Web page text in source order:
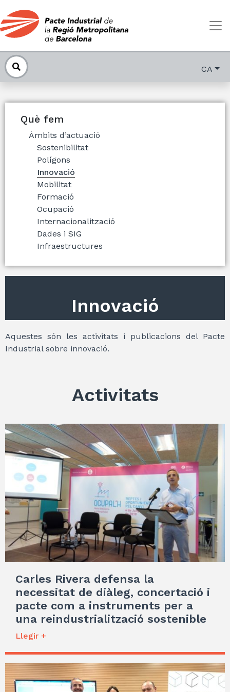
CA
Què fem
Àmbits d’actuació
Sostenibilitat
Polígons
Innovació
Mobilitat
Formació
Ocupació
Internacionalització
Dades i SIG
Infraestructures
Innovació
Aquestes són les activitats i publicacions del Pacte
Industrial sobre innovació.
Activitats
Carles Rivera defensa la
necessitat de diàleg, concertació i
pacte com a instruments per a
una reindustrialització sostenible
Llegir +